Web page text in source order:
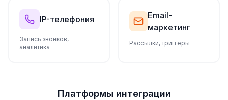
IP-телефония
Запись звонков,
аналитика
Email-
маркетинг
Рассылки, триггеры
Платформы интеграции